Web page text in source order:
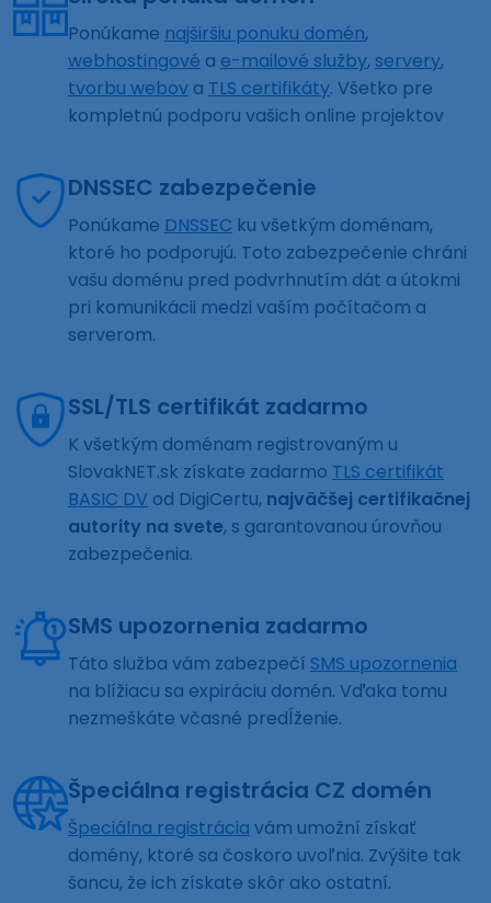
Ponúkame najširšiu ponuku domén,
webhostingové a e-mailové služby, servery,
tvorbu webov a TLS certifikáty. Všetko pre
kompletnú podporu vašich online projektov
DNSSEC zabezpečenie
Ponúkame DNSSEC ku všetkým doménam,
ktoré ho podporujú. Toto zabezpečenie chráni
vašu doménu pred podvrhnutím dát a útokmi
pri komunikácii medzi vaším počítačom a
serverom.
SSL/TLS certifikát zadarmo
K všetkým doménam registrovaným u
SlovakNET.sk získate zadarmo TLS certifikát
BASIC DV od DigiCertu, najväčšej certifikačnej
autority na svete, s garantovanou úrovňou
zabezpečenia.
SMS upozornenia zadarmo
Táto služba vám zabezpečí SMS upozornenia
na blížiacu sa expiráciu domén. Vďaka tomu
nezmeškáte včasné predĺženie.
Špeciálna registrácia CZ domén
Špeciálna registrácia vám umožní získať
domény, ktoré sa čoskoro uvoľnia. Zvýšite tak
šancu, že ich získate skôr ako ostatní.